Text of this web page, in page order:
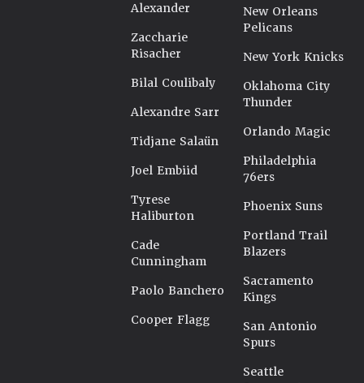
Alexander
Zaccharie
Risacher
Bilal Coulibaly
Alexandre Sarr
Tidjane Salaün
Joel Embiid
Tyrese
Haliburton
Cade
Cunningham
Paolo Banchero
Cooper Flagg
New Orleans
Pelicans
New York Knicks
Oklahoma City
Thunder
Orlando Magic
Philadelphia
76ers
Phoenix Suns
Portland Trail
Blazers
Sacramento
Kings
San Antonio
Spurs
Seattle